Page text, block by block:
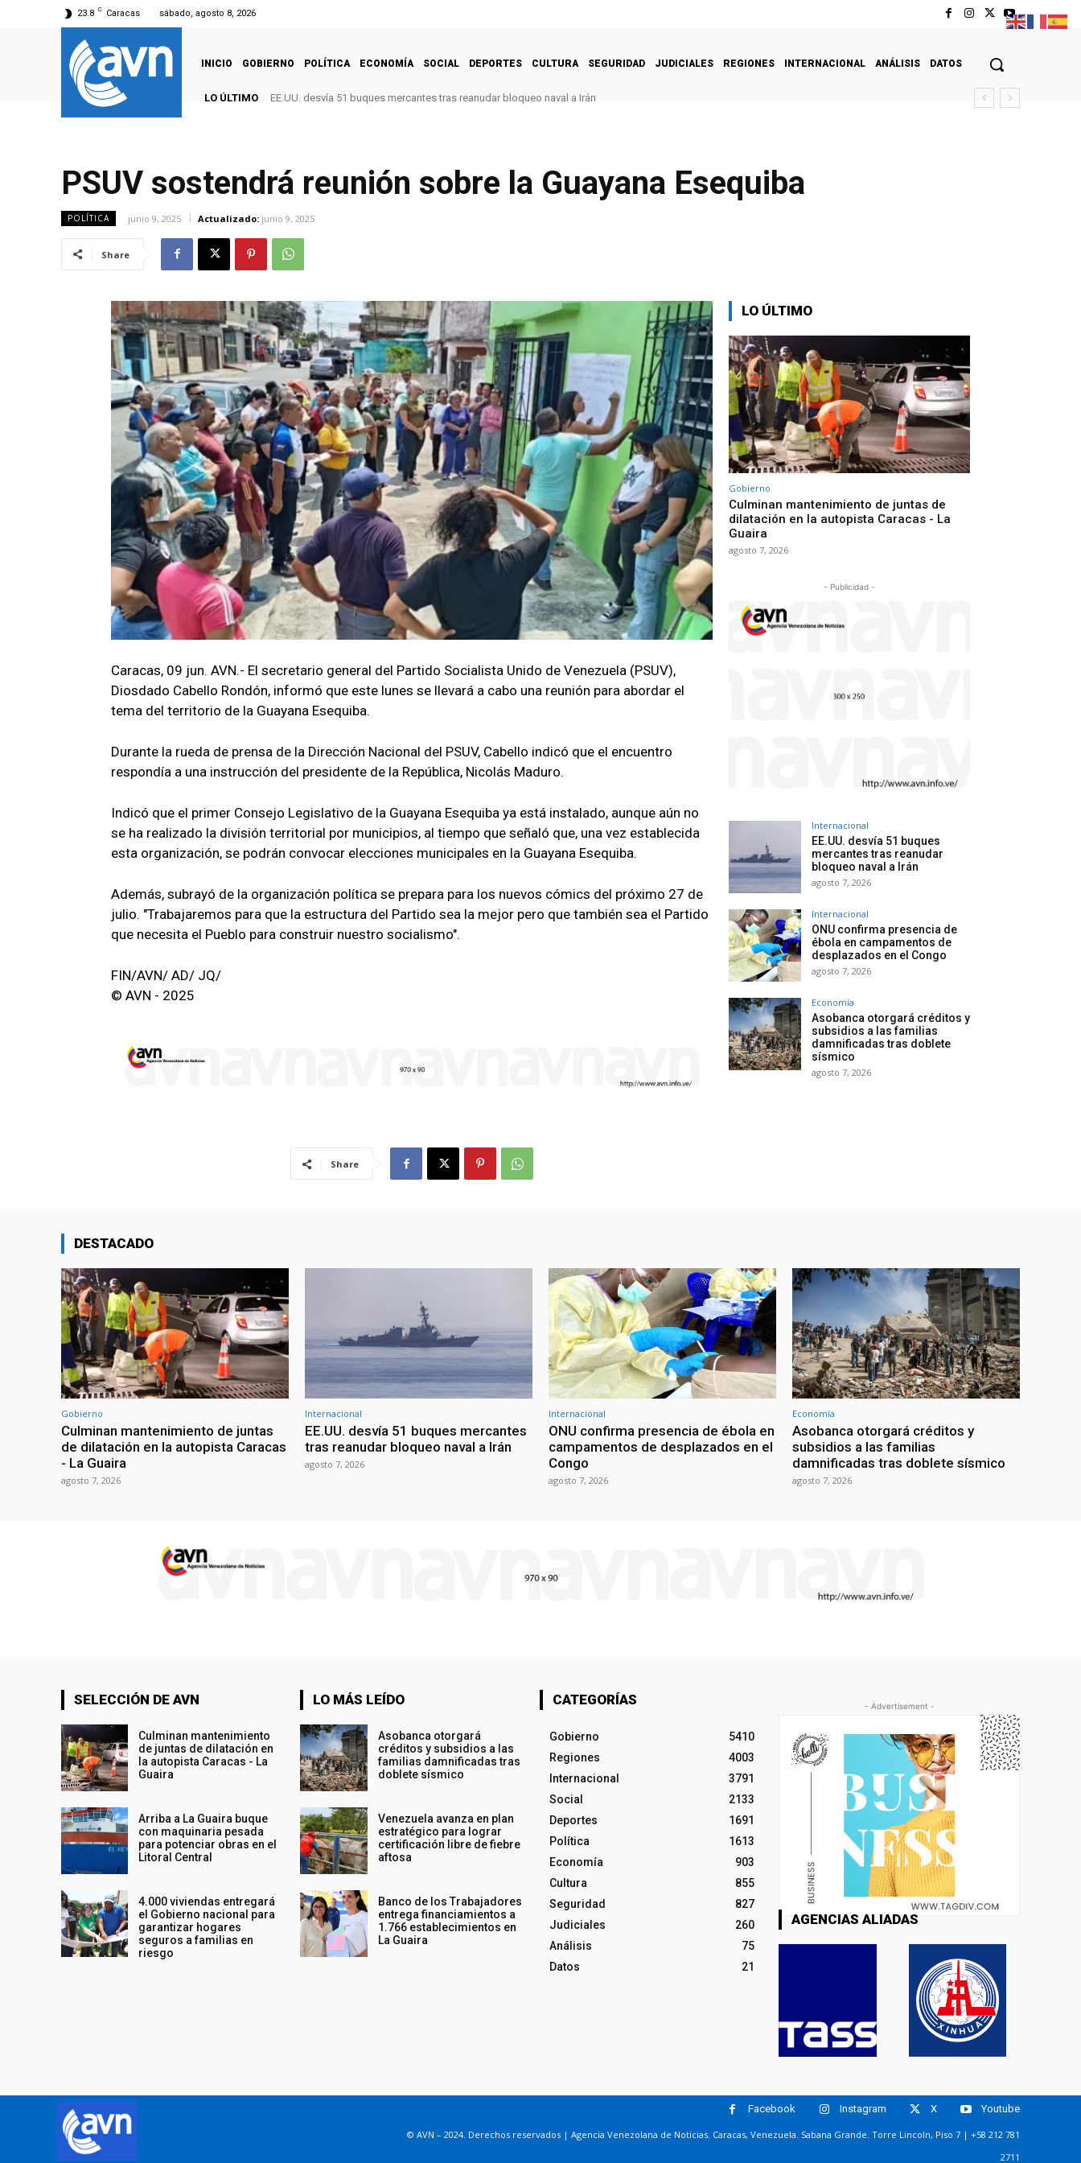
23.8 C Caracas sábado, agosto 8, 2026
INICIO GOBIERNO POLÍTICA ECONOMÍA SOCIAL DEPORTES CULTURA SEGURIDAD JUDICIALES REGIONES INTERNACIONAL ANÁLISIS DATOS
LO ÚLTIMO EE.UU. desvía 51 buques mercantes tras reanudar bloqueo naval a Irán
PSUV sostendrá reunión sobre la Guayana Esequiba
POLÍTICA junio 9, 2025 Actualizado: junio 9, 2025
Share
Caracas, 09 jun. AVN.- El secretario general del Partido Socialista Unido de Venezuela (PSUV),
Diosdado Cabello Rondón, informó que este lunes se llevará a cabo una reunión para abordar el
tema del territorio de la Guayana Esequiba.
Durante la rueda de prensa de la Dirección Nacional del PSUV, Cabello indicó que el encuentro
respondía a una instrucción del presidente de la República, Nicolás Maduro.
Indicó que el primer Consejo Legislativo de la Guayana Esequiba ya está instalado, aunque aún no
se ha realizado la división territorial por municipios, al tiempo que señaló que, una vez establecida
esta organización, se podrán convocar elecciones municipales en la Guayana Esequiba.
Además, subrayó de la organización política se prepara para los nuevos cómics del próximo 27 de
julio. "Trabajaremos para que la estructura del Partido sea la mejor pero que también sea el Partido
que necesita el Pueblo para construir nuestro socialismo".
FIN/AVN/ AD/ JQ/
© AVN - 2025
Share
LO ÚLTIMO
Gobierno
Culminan mantenimiento de juntas de
dilatación en la autopista Caracas - La
Guaira
agosto 7, 2026
- Publicidad -
Internacional
EE.UU. desvía 51 buques
mercantes tras reanudar
bloqueo naval a Irán
agosto 7, 2026
Internacional
ONU confirma presencia de
ébola en campamentos de
desplazados en el Congo
agosto 7, 2026
Economía
Asobanca otorgará créditos y
subsidios a las familias
damnificadas tras doblete
sísmico
agosto 7, 2026
DESTACADO
Gobierno
Culminan mantenimiento de juntas
de dilatación en la autopista Caracas
- La Guaira
agosto 7, 2026
Internacional
EE.UU. desvía 51 buques mercantes
tras reanudar bloqueo naval a Irán
agosto 7, 2026
Internacional
ONU confirma presencia de ébola en
campamentos de desplazados en el
Congo
agosto 7, 2026
Economía
Asobanca otorgará créditos y
subsidios a las familias
damnificadas tras doblete sísmico
agosto 7, 2026
SELECCIÓN DE AVN
Culminan mantenimiento
de juntas de dilatación en
la autopista Caracas - La
Guaira
Arriba a La Guaira buque
con maquinaria pesada
para potenciar obras en el
Litoral Central
4.000 viviendas entregará
el Gobierno nacional para
garantizar hogares
seguros a familias en
riesgo
LO MÁS LEÍDO
Asobanca otorgará
créditos y subsidios a las
familias damnificadas tras
doblete sísmico
Venezuela avanza en plan
estratégico para lograr
certificación libre de fiebre
aftosa
Banco de los Trabajadores
entrega financiamientos a
1.766 establecimientos en
La Guaira
CATEGORÍAS
Gobierno
5410
Regiones
4003
Internacional
3791
Social
2133
Deportes
1691
Política
1613
Economía
903
Cultura
855
Seguridad
827
Judiciales
260
Análisis
75
Datos
21
- Advertisement -
AGENCIAS ALIADAS
Facebook Instagram X Youtube
© AVN – 2024. Derechos reservados | Agencia Venezolana de Noticias. Caracas, Venezuela. Sabana Grande. Torre Lincoln, Piso 7 | +58 212 781
2711